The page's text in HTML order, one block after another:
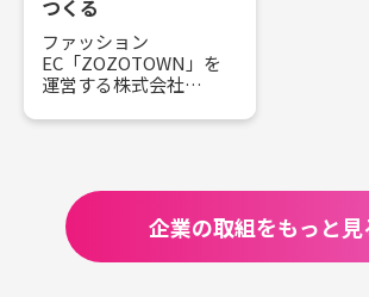
望について詳しく伺い
ました。
つくる
ファッション
EC「ZOZOTOWN」を
運営する株式会社
「世界中をカッコよ
て、すべての人が自分ら
しく笑顔で生きられる
職場や地域の実現をか
かげてDE＆Iの推進をし
企業の取組をもっと見